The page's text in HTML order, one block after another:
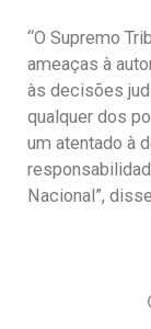
“O Supremo
ameaças à
às decisões
qualquer dos
um atentado à
Nacional”,